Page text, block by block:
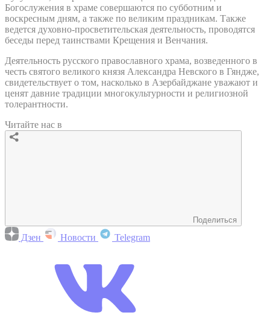
Богослужения в храме совершаются по субботним и
воскресным дням, а также по великим праздникам. Также
ведется духовно-просветительская деятельность, проводятся
беседы перед таинствами Крещения и Венчания.
Деятельность русского православного храма, возведенного в
честь святого великого князя Александра Невского в Гяндже,
свидетельствует о том, насколько в Азербайджане уважают и
ценят давние традиции многокультурности и религиозной
толерантности.
Читайте нас в
Поделиться
Дзен Новости Telegram